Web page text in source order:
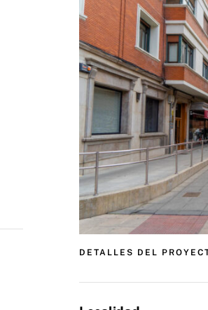
DETALLES DEL